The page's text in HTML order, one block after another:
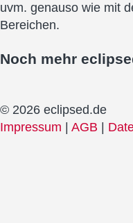
uvm. genauso wie mit
Bereichen.
Noch mehr
© 2026 eclipsed.de
Impressum
AGB